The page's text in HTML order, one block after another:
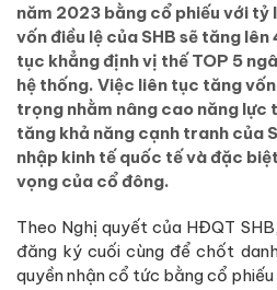
năm 2023 bằng cổ phiếu với tỷ
vốn điều lệ của SHB sẽ tăng
tục khẳng định vị thế TOP 5
hệ thống. Việc liên tục tăng
trọng nhằm nâng cao năng lực
tăng khả năng cạnh tranh của
nhập kinh tế quốc tế và đặc
vọng của cổ đông.
Theo Nghị quyết của HĐQT
đăng ký cuối cùng để chốt
quyền nhận cổ tức bằng cổ phiếu